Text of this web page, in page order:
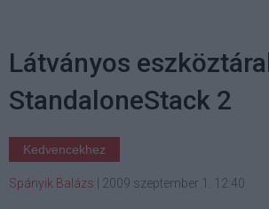
Látványos
StandaloneStack 2
Kedvencekhez
Spányik Balázs 2009 szeptember 1. 12:40